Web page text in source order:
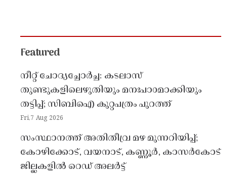
Featured
നീറ്റ് ചോദ്യച്ചോർച്ച: കടലാസ്
തുണ്ടുകളിലെഴുതിയും മനഃപാഠമാക്കിയും
തട്ടിപ്പ്; സിബിഐ കുറ്റപത്രം പുറത്ത്
Fri,7 Aug 2026
സംസ്ഥാനത്ത് അതിതീവ്ര മഴ മുന്നറിയിപ്പ്;
കോഴിക്കോട്, വയനാട്, കണ്ണൂർ, കാസർകോട്
ജില്ലകളിൽ റെഡ് അലർട്ട്